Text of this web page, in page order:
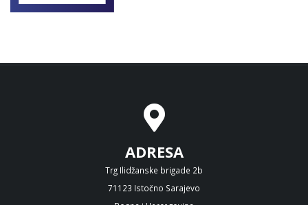
ADRESA
Trg Ilidžanske brigade 2b
71123 Istočno Sarajevo